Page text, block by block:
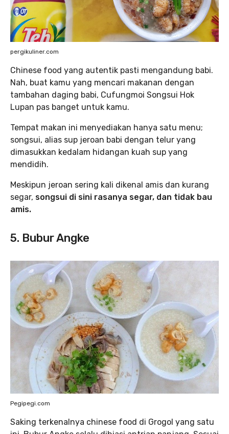
pergikuliner.com
Chinese food yang autentik pasti mengandung babi.
Nah, buat kamu yang mencari makanan dengan
tambahan daging babi, Cufungmoi Songsui Hok
Lupan pas banget untuk kamu.
Tempat makan ini menyediakan hanya satu menu;
songsui, alias sup jeroan babi dengan telur yang
dimasukkan kedalam hidangan kuah sup yang
mendidih.
Meskipun jeroan sering kali dikenal amis dan kurang
segar, songsui di sini rasanya segar, dan tidak bau
amis.
5. Bubur Angke
Pegipegi.com
Saking terkenalnya chinese food di Grogol yang satu